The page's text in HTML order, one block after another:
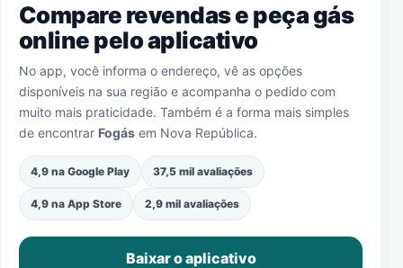
Compare revendas e peça gás
online pelo aplicativo
No app, você informa o endereço, vê as opções
disponíveis na sua região e acompanha o pedido com
muito mais praticidade. Também é a forma mais simples
de encontrar Fogás em Nova República.
4,9 na Google Play 37,5 mil avaliações
4,9 na App Store 2,9 mil avaliações
Baixar o aplicativo